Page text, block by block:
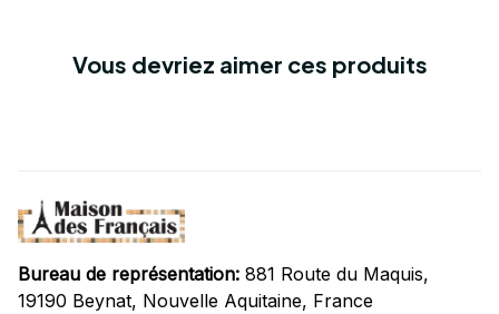
Vous devriez aimer ces produits
Bureau de représentation: 881 Route du Maquis,
19190 Beynat, Nouvelle Aquitaine, France